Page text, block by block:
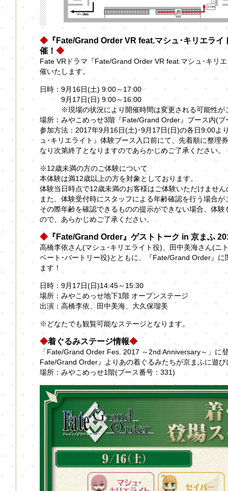
◆ 『Fate/Grand Order VR feat.マシュ･キリエラ
催！ ◆
Fate VRドラマ『Fate/Grand Order VR feat.マシュ･キリ
催いたします。
日時：9月16日(土) 9:00～17:00
9月17日(日) 9:00～16:00
※現場の状況により開催時間は変更される可能性が
場所：みやこめっせ3階『Fate/Grand Order』ブース内(ブ
参加方法：2017年9月16日(土)･9月17日(日)の各日9:00よ
ュ･キリエライト』体験ブース入口前にて、先着順に整理
なり次第終了となりますのであらかじめご了承ください。
※12歳未満の方のご体験について
本体験は満12歳以上の方を対象としております。
体験当日時点で12歳未満のお客様はご体験いただけませ
また、体験受付時にスタッフによる年齢確認を行う場合が
その際年齢を確認できるものの提示ができない場合、体
ので、あらかじめご了承ください。
◆ 『Fate/Grand Order』ゲストトーク in 京まふ
高橋李依さん(マシュ･キリエライト役)、田中美海さん(ニ
ベート･バートリー役)とともに、『Fate/Grand Order』
ます！
日時：9月17日(日)14:45～15:30
場所：みやこめっせ地下1階 オープンステージ
出演：高橋李依、田中美海、大久保瑠美
※どなたでも観覧可能なステージとなります。
◆着ぐるみステージ情報◆
「Fate/Grand Order Fes. 2017 ～2nd Anniversary～」に
Fate/Grand Order』よりあの着ぐるみたちが京まふに遊び
場所：みやこめっせ1階(ブース番号：331)